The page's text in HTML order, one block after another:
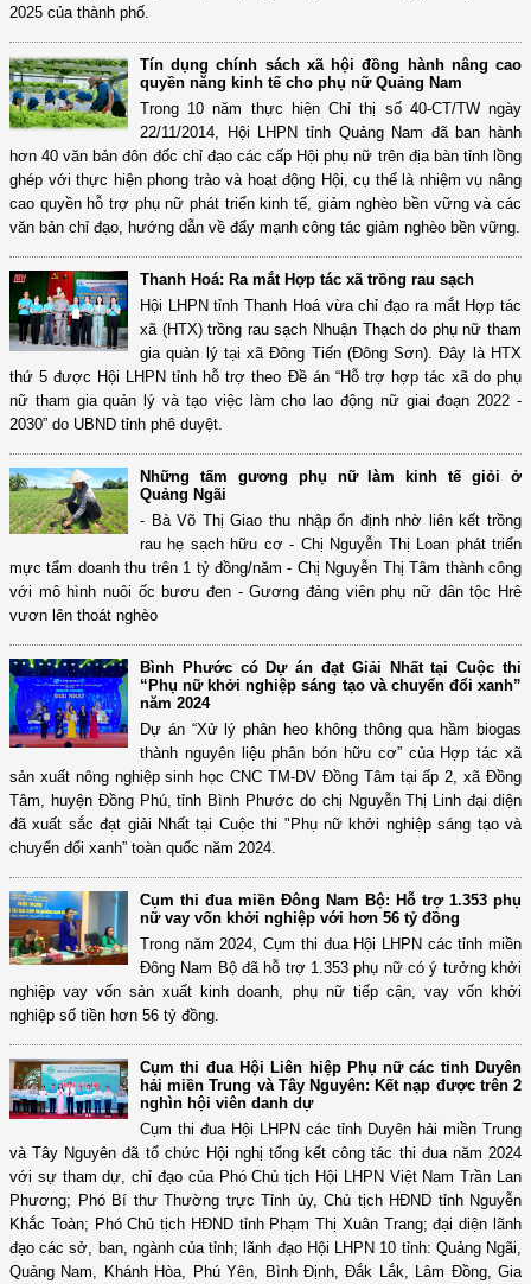
2025 của thành phố.
Tín dụng chính sách xã hội đồng hành nâng cao
quyền năng kinh tế cho phụ nữ Quảng Nam
Trong 10 năm thực hiện Chỉ thị số 40-CT/TW ngày
22/11/2014, Hội LHPN tỉnh Quảng Nam đã ban hành
hơn 40 văn bản đôn đốc chỉ đạo các cấp Hội phụ nữ trên địa bàn tỉnh lồng
ghép với thực hiện phong trào và hoạt động Hội, cụ thể là nhiệm vụ nâng
cao quyền hỗ trợ phụ nữ phát triển kinh tế, giảm nghèo bền vững và các
văn bản chỉ đạo, hướng dẫn về đẩy mạnh công tác giảm nghèo bền vững.
Thanh Hoá: Ra mắt Hợp tác xã trồng rau sạch
Hội LHPN tỉnh Thanh Hoá vừa chỉ đạo ra mắt Hợp tác
xã (HTX) trồng rau sạch Nhuận Thạch do phụ nữ tham
gia quản lý tại xã Đông Tiến (Đông Sơn). Đây là HTX
thứ 5 được Hội LHPN tỉnh hỗ trợ theo Đề án “Hỗ trợ hợp tác xã do phụ
nữ tham gia quản lý và tạo việc làm cho lao động nữ giai đoạn 2022 -
2030” do UBND tỉnh phê duyệt.
Những tấm gương phụ nữ làm kinh tế giỏi ở
Quảng Ngãi
- Bà Võ Thị Giao thu nhập ổn định nhờ liên kết trồng
rau hẹ sạch hữu cơ - Chị Nguyễn Thị Loan phát triển
mực tẩm doanh thu trên 1 tỷ đồng/năm - Chị Nguyễn Thị Tâm thành công
với mô hình nuôi ốc bươu đen - Gương đảng viên phụ nữ dân tộc Hrê
vươn lên thoát nghèo
Bình Phước có Dự án đạt Giải Nhất tại Cuộc thi
“Phụ nữ khởi nghiệp sáng tạo và chuyển đổi xanh”
năm 2024
Dự án “Xử lý phân heo không thông qua hầm biogas
thành nguyên liệu phân bón hữu cơ” của Hợp tác xã
sản xuất nông nghiệp sinh học CNC TM-DV Đồng Tâm tại ấp 2, xã Đồng
Tâm, huyện Đồng Phú, tỉnh Bình Phước do chị Nguyễn Thị Linh đại diện
đã xuất sắc đạt giải Nhất tại Cuộc thi "Phụ nữ khởi nghiệp sáng tạo và
chuyển đổi xanh” toàn quốc năm 2024.
Cụm thi đua miền Đông Nam Bộ: Hỗ trợ 1.353 phụ
nữ vay vốn khởi nghiệp với hơn 56 tỷ đồng
Trong năm 2024, Cụm thi đua Hội LHPN các tỉnh miền
Đông Nam Bộ đã hỗ trợ 1.353 phụ nữ có ý tưởng khởi
nghiệp vay vốn sản xuất kinh doanh, phụ nữ tiếp cận, vay vốn khởi
nghiệp số tiền hơn 56 tỷ đồng.
Cụm thi đua Hội Liên hiệp Phụ nữ các tỉnh Duyên
hải miền Trung và Tây Nguyên: Kết nạp được trên 2
nghìn hội viên danh dự
Cụm thi đua Hội LHPN các tỉnh Duyên hải miền Trung
và Tây Nguyên đã tổ chức Hội nghị tổng kết công tác thi đua năm 2024
với sự tham dự, chỉ đạo của Phó Chủ tịch Hội LHPN Việt Nam Trần Lan
Phương; Phó Bí thư Thường trực Tỉnh ủy, Chủ tịch HĐND tỉnh Nguyễn
Khắc Toàn; Phó Chủ tịch HĐND tỉnh Phạm Thị Xuân Trang; đại diện lãnh
đạo các sở, ban, ngành của tỉnh; lãnh đạo Hội LHPN 10 tỉnh: Quảng Ngãi,
Quảng Nam, Khánh Hòa, Phú Yên, Bình Định, Đắk Lắk, Lâm Đồng, Gia